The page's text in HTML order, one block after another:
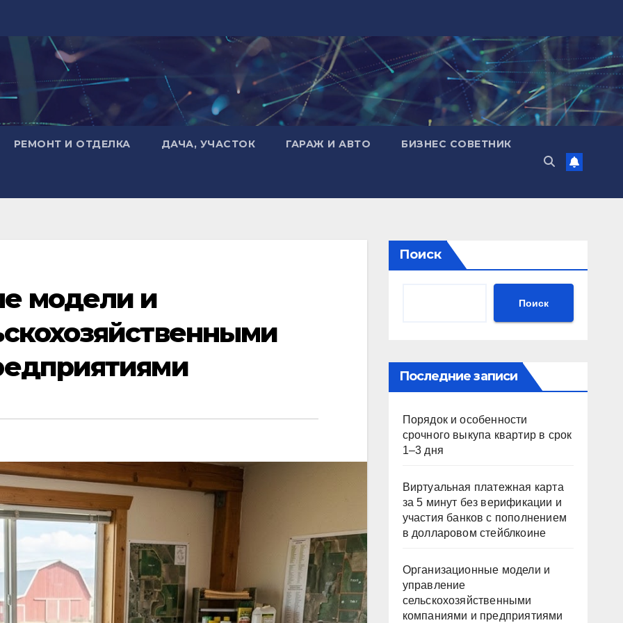
РЕМОНТ И ОТДЕЛКА ДАЧА, УЧАСТОК ГАРАЖ И АВТО БИЗНЕС СОВЕТНИК
модели и
Поиск
Поиск
Последние записи
Порядок и особенности
срочного выкупа квартир в срок
1–3 дня
Виртуальная платежная карта
за 5 минут без верификации и
участия банков с пополнением
в долларовом стейблкоине
Организационные модели и
управление
сельскохозяйственными
компаниями и предприятиями